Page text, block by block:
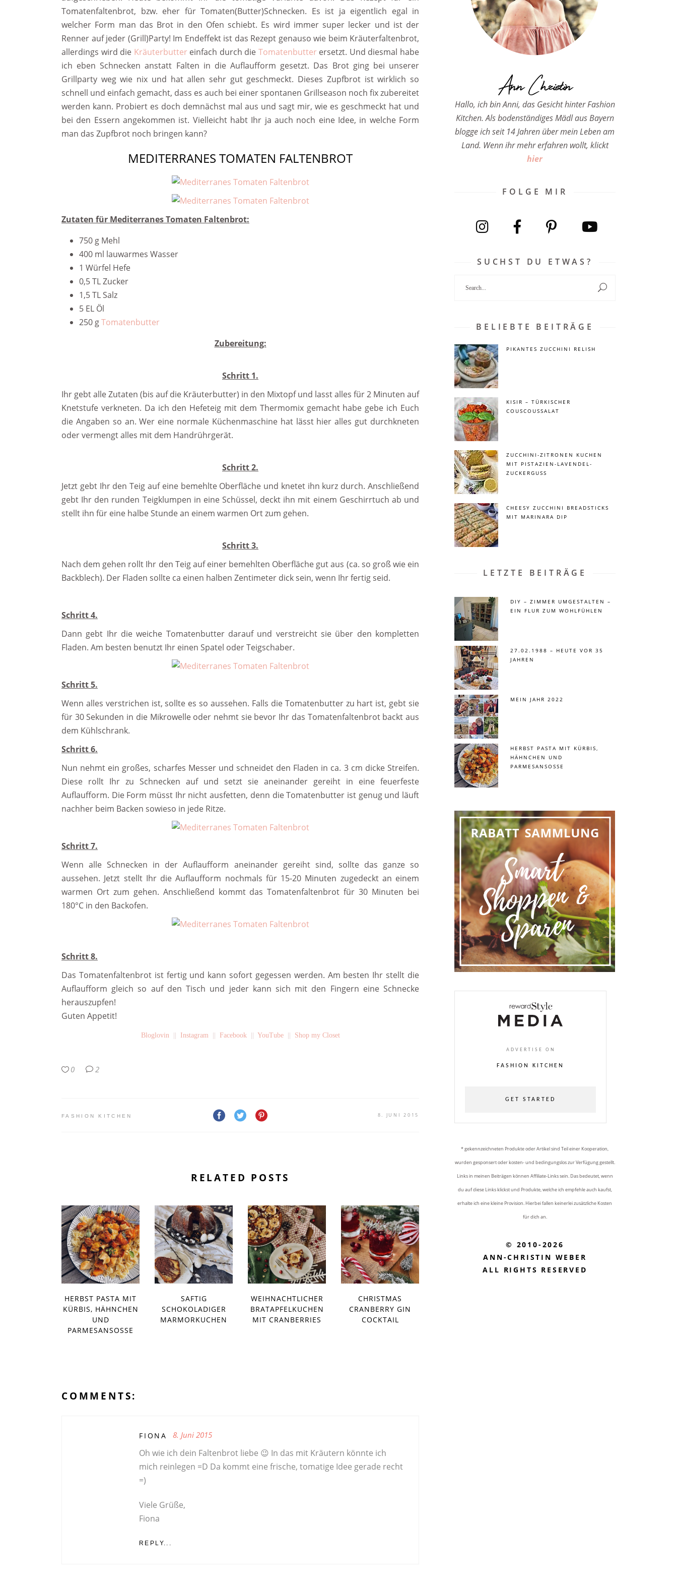
Tomatenfaltenbrot, bzw. eher für Tomaten(Butter)Schnecken. Es ist ja eigentlich egal in
welcher Form man das Brot in den Ofen schiebt. Es wird immer super lecker und ist der
Renner auf jeder (Grill)Party! Im Endeffekt ist das Rezept genauso wie beim Kräuterfaltenbrot,
allerdings wird die Kräuterbutter einfach durch die Tomatenbutter ersetzt. Und diesmal habe
ich eben Schnecken anstatt Falten in die Auflaufform gesetzt. Das Brot ging bei unserer
Grillparty weg wie nix und hat allen sehr gut geschmeckt. Dieses Zupfbrot ist wirklich so
schnell und einfach gemacht, dass es auch bei einer spontanen Grillseason noch fix zubereitet
werden kann. Probiert es doch demnächst mal aus und sagt mir, wie es geschmeckt hat und
bei den Essern angekommen ist. Vielleicht habt Ihr ja auch noch eine Idee, in welche Form
man das Zupfbrot noch bringen kann?
MEDITERRANES TOMATEN FALTENBROT
Zutaten für Mediterranes Tomaten Faltenbrot:
750 g Mehl
400 ml lauwarmes Wasser
1 Würfel Hefe
0,5 TL Zucker
1,5 TL Salz
5 EL Öl
250 gTomatenbutter
Zubereitung:
Schritt 1.
Ihr gebt alle Zutaten (bis auf die Kräuterbutter) in den Mixtopf und lasst alles für 2 Minuten auf
Knetstufe verkneten. Da ich den Hefeteig mit dem Thermomix gemacht habe gebe ich Euch
die Angaben so an. Wer eine normale Küchenmaschine hat lässt hier alles gut durchkneten
oder vermengt alles mit dem Handrührgerät.
Schritt 2.
Jetzt gebt Ihr den Teig auf eine bemehlte Oberfläche und knetet ihn kurz durch. Anschließend
gebt Ihr den runden Teigklumpen in eine Schüssel, deckt ihn mit einem Geschirrtuch ab und
stellt ihn für eine halbe Stunde an einem warmen Ort zum gehen.
Schritt 3.
Nach dem gehen rollt Ihr den Teig auf einer bemehlten Oberfläche gut aus (ca. so groß wie ein
Backblech). Der Fladen sollte ca einen halben Zentimeter dick sein, wenn Ihr fertig seid.
Schritt 4.
Dann gebt Ihr die weiche Tomatenbutter darauf und verstreicht sie über den kompletten
Fladen. Am besten benutzt Ihr einen Spatel oder Teigschaber.
Schritt 5.
Wenn alles verstrichen ist, sollte es so aussehen. Falls die Tomatenbutter zu hart ist, gebt sie
für 30 Sekunden in die Mikrowelle oder nehmt sie bevor Ihr das Tomatenfaltenbrot backt aus
dem Kühlschrank.
Schritt 6.
Nun nehmt ein großes, scharfes Messer und schneidet den Fladen in ca. 3 cm dicke Streifen.
Diese rollt Ihr zu Schnecken auf und setzt sie aneinander gereiht in eine feuerfeste
Auflaufform. Die Form müsst Ihr nicht ausfetten, denn die Tomatenbutter ist genug und läuft
nachher beim Backen sowieso in jede Ritze.
Schritt 7.
Wenn alle Schnecken in der Auflaufform aneinander gereiht sind, sollte das ganze so
aussehen. Jetzt stellt Ihr die Auflaufform nochmals für 15-20 Minuten zugedeckt an einem
warmen Ort zum gehen. Anschließend kommt das Tomatenfaltenbrot für 30 Minuten bei
180°C in den Backofen.
Schritt 8.
Das Tomatenfaltenbrot ist fertig und kann sofort gegessen werden. Am besten Ihr stellt die
Auflaufform gleich so auf den Tisch und jeder kann sich mit den Fingern eine Schnecke
herauszupfen!
Guten Appetit!
Bloglovin|| Instagram|| Facebook|| YouTube|| Shop my Closet
0 2
FASHION KITCHEN 8. JUNI 2015
RELATED POSTS
HERBST PASTA MIT
KÜRBIS, HÄHNCHEN
UND
PARMESANSOSSE
SAFTIG
SCHOKOLADIGER
MARMORKUCHEN
WEIHNACHTLICHER
BRATAPFELKUCHEN
MIT CRANBERRIES
CHRISTMAS
CRANBERRY GIN
COCKTAIL
COMMENTS:
FIONA 8. Juni 2015
Oh wie ich dein Faltenbrot liebe 😉 In das mit Kräutern könnte ich
mich reinlegen =D Da kommt eine frische, tomatige Idee gerade recht
=)
Viele Grüße,
Fiona
REPLY...
Ann Christin
Hallo, ich bin Anni, das Gesicht hinter Fashion
Kitchen. Als bodenständiges Mädl aus Bayern
blogge ich seit 14 Jahren über mein Leben am
Land. Wenn ihr mehr erfahren wollt, klickt
hier
FOLGE MIR
SUCHST DU ETWAS?
BELIEBTE BEITRÄGE
PIKANTES ZUCCHINI RELISH
KISIR – TÜRKISCHER
COUSCOUSSALAT
ZUCCHINI-ZITRONEN KUCHEN
MIT PISTAZIEN-LAVENDEL-
ZUCKERGUSS
CHEESY ZUCCHINI BREADSTICKS
MIT MARINARA DIP
LETZTE BEITRÄGE
DIY – ZIMMER UMGESTALTEN –
EIN FLUR ZUM WOHLFÜHLEN
27.02.1988 – HEUTE VOR 35
JAHREN
MEIN JAHR 2022
HERBST PASTA MIT KÜRBIS,
HÄHNCHEN UND
PARMESANSOSSE
ADVERTISE ON
FASHION KITCHEN
GET STARTED
* gekennzeichneten Produkte oder Artikel sind Teil einer Kooperation,
wurden gesponsert oder kosten- und bedingungslos zur Verfügung gestellt.
Links in meinen Beiträgen können Affiliate-Links sein. Das bedeutet, wenn
du auf diese Links klickst und Produkte, welche ich empfehle auch kaufst,
erhalte ich eine kleine Provision. Hierbei fallen keinerlei zusätzliche Kosten
für dich an.
© 2010-2026
ANN-CHRISTIN WEBER
ALL RIGHTS RESERVED